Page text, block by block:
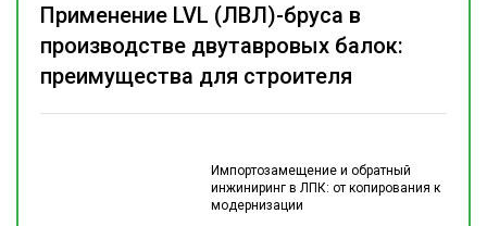
Импортозамещение и обратный
инжиниринг в ЛПК: от копирования к
модернизации
Применение LVL (ЛВЛ)-бруса в
производстве двутавровых балок:
преимущества для строителя